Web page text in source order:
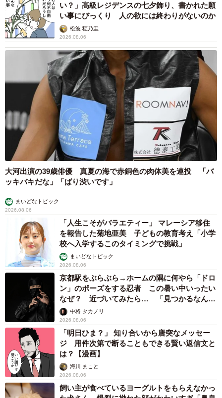
い？」高級レジデンスの七夕飾り、書かれた願
い事にびっくり 人の欲には終わりがないのか
松波 穂乃圭
2026.08.06
大河出演の39歳俳優 真夏の海で赤銅色の肉体美を連投 「バ
ッキバキだな」「ばり渋いです」
まいどなトピック
2026.08.06
「人生こそがバラエティー」 マレーシア移住
を報告した菊地亜美 子どもの教育考え「小学
校へ入学するこのタイミングで挑戦」
まいどなトピック
2026.08.06
京都駅をぶらぶら→ホームの隅に何やら「ドロ
ン」のポーズをする忍者 この暑い中いったい
なぜ？ 近づいてみたら… 「見つかるなんて
未熟」中将 タカノリ
2026.08.06
「明日ひま？」 知り合いから唐突なメッセー
ジ 用件次第で断ることもできる賢い返信文と
は？【漫画】
海川 まこと
2026.08.06
飼い主が食べているヨーグルトをもらえなかっ